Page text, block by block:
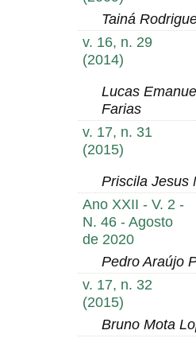
Tainá
v. 16, n. 29
(2014)
Lucas
Farias
v. 17, n. 31
(2015)
Priscila Jesus
Ano XXII - V. 2 -
N. 46 - Agosto
de 2020
Pedro Araújo
v. 17, n. 32
(2015)
Bruno Mota